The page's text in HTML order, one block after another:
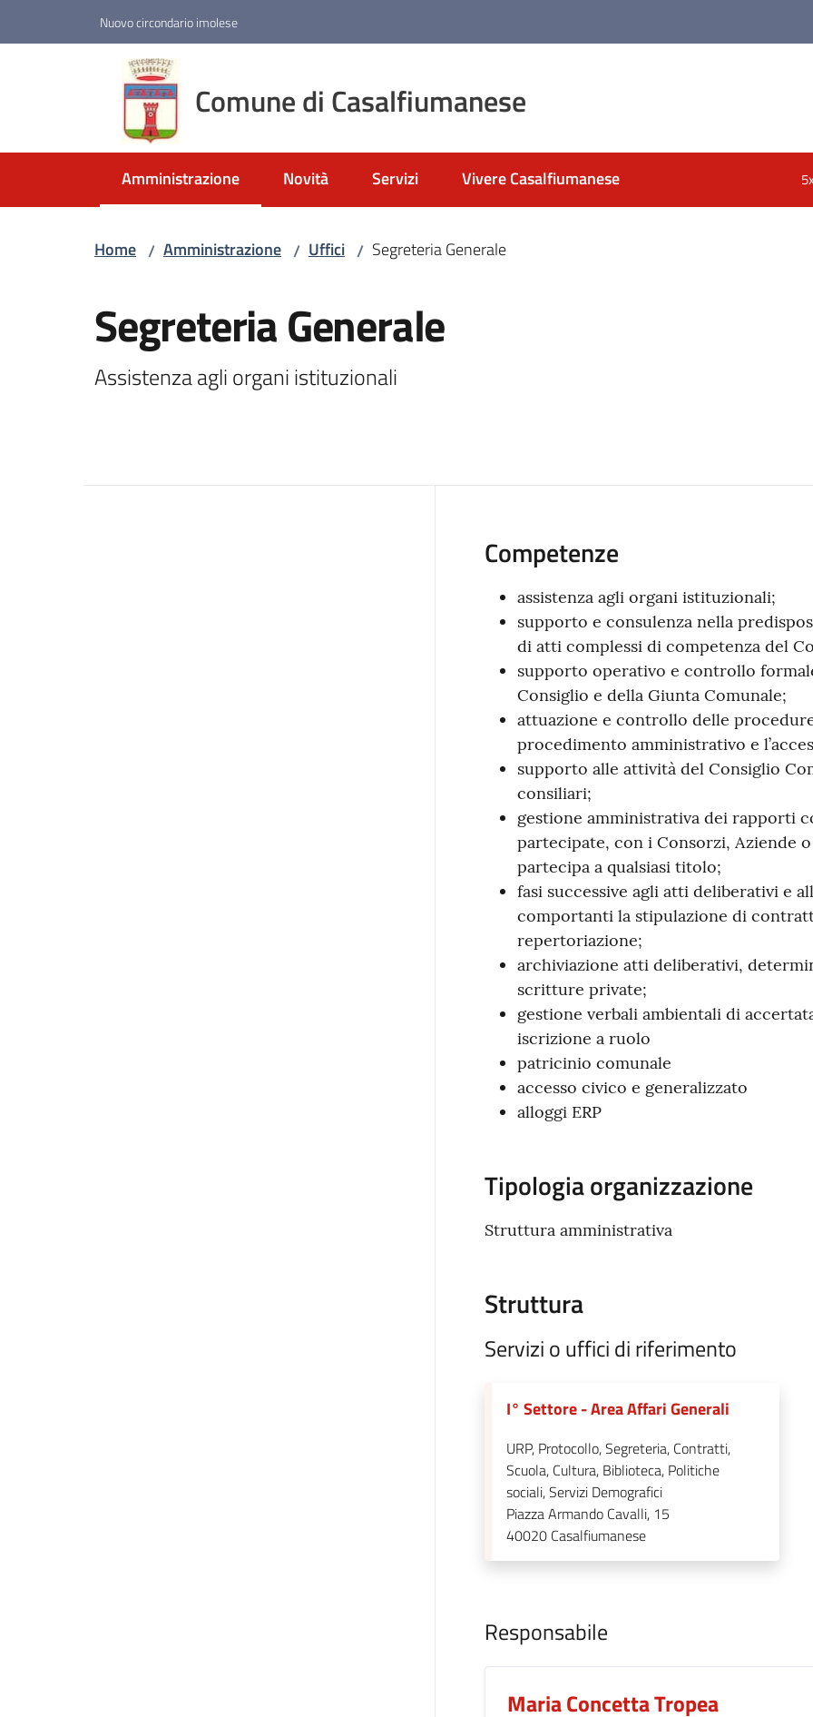
Nuovo circondario imolese
Comune di Casalfiumanese
Amministrazione
Menu selezionato Novità Servizi Vivere Casalfiumanese
Home / Amministrazione / Uffici / Segreteria Generale
Segreteria Generale
Assistenza agli organi istituzionali
Competenze
assistenza agli organi istituzionali;
supporto e consulenza nella
di atti complessi di competenza del
supporto operativo e controllo
Consiglio e della Giunta Comunale;
attuazione e controllo delle
procedimento amministrativo e
supporto alle attività del Consiglio
consiliari;
gestione amministrativa dei rapporti
partecipate, con i Consorzi, Aziende
partecipa a qualsiasi titolo;
fasi successive agli atti deliberativi e
comportanti la stipulazione di
repertoriazione;
archiviazione atti deliberativi,
scritture private;
gestione verbali ambientali di
iscrizione a ruolo
patricinio comunale
accesso civico e generalizzato
alloggi ERP
Tipologia organizzazione
Struttura amministrativa
Struttura
Servizi o uffici di riferimento
I° Settore - Area Affari Generali
URP, Protocollo, Segreteria, Contratti,
Scuola, Cultura, Biblioteca, Politiche
sociali, Servizi Demografici
Piazza Armando Cavalli, 15
40020 Casalfiumanese
Responsabile
Maria Concetta Tropea